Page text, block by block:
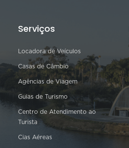
Serviços
Locadora de Veículos
Casas de Câmbio
Agências de Viagem
Guias de Turismo
Centro de Atendimento ao
Turista
Cias Aéreas